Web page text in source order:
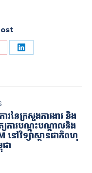
Share
រនៃក្រសួងការងារ និង
យការបណ្តុះបណ្តាលនិង
វិទ្យាស្ថានជាតិពហុ
ជា​